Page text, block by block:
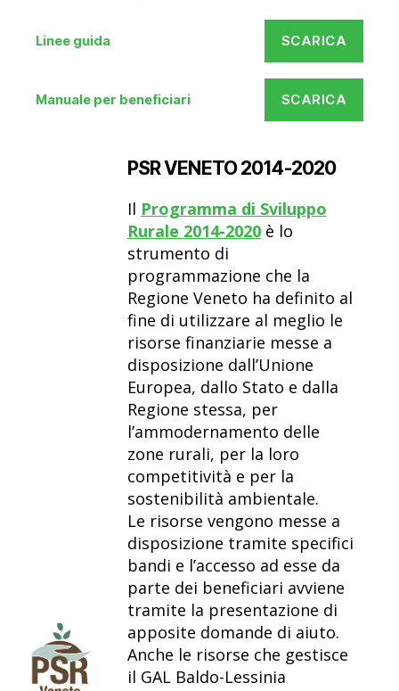
Linee guida SCARICA
Manuale per beneficiari SCARICA
PSR VENETO 2014-2020
Il Programma di Sviluppo
Rurale 2014-2020è lo
strumento di
programmazione che la
Regione Veneto ha definito al
fine di utilizzare al meglio le
risorse finanziarie messe a
disposizione dall’Unione
Europea, dallo Stato e dalla
Regione stessa, per
l’ammodernamento delle
zone rurali, per la loro
competitività e per la
sostenibilità ambientale.
Le risorse vengono messe a
disposizione tramite specifici
bandi e l’accesso ad esse da
parte dei beneficiari avviene
tramite la presentazione di
apposite domande di aiuto.
Anche le risorse che gestisce
il GAL Baldo-Lessinia